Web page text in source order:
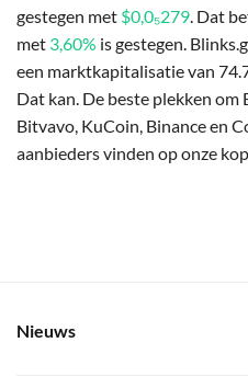
gestegen met $0,0₅279. Dat
met 3,60% is gestegen.
een marktkapitalisatie van
Dat kan. De beste plekken om
Bitvavo, KuCoin, Binance en
aanbieders vinden op onze
Nieuws